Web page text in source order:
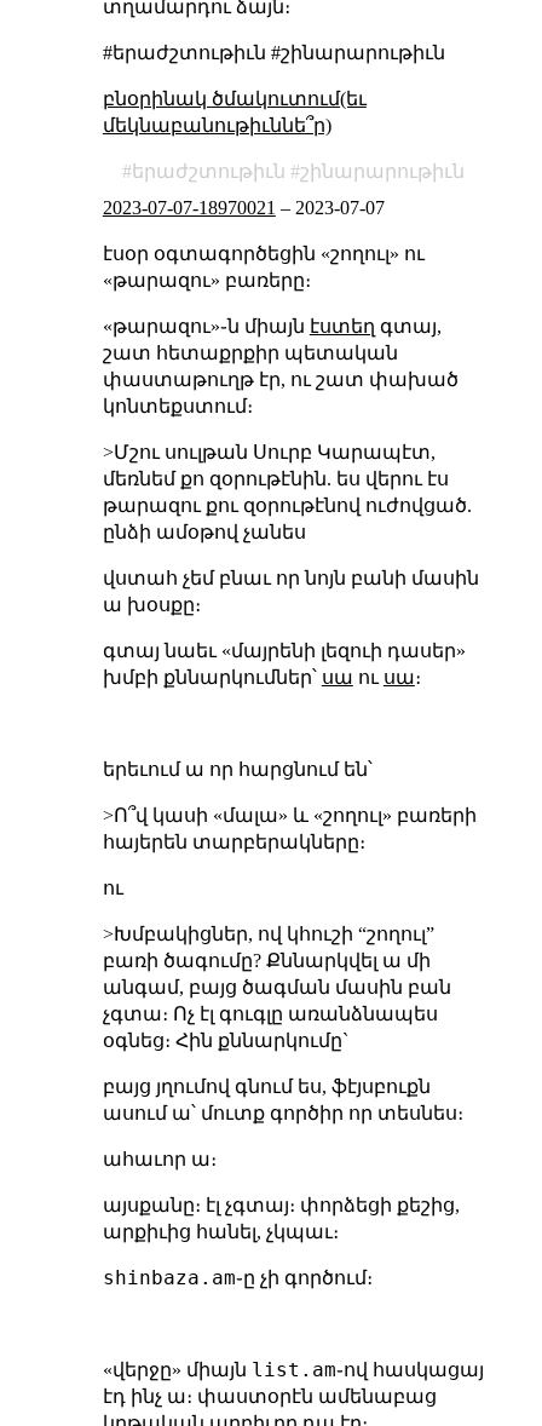
տղամարդու ձայն։
#երաժշտութիւն #շինարարութիւն
բնօրինակ ծմակուտում(եւ
մեկնաբանութիւննե՞ր)
երաժշտութիւն
շինարարութիւն
2023-07-07-18970021 – 2023-07-07
էսօր օգտագործեցին «շողուլ» ու
«թարազու» բառերը։
«թարազու»֊ն միայն էստեղ գտայ,
շատ հետաքրքիր պետական
փաստաթուղթ էր, ու շատ փախած
կոնտեքստում։
>Մշու սուլթան Սուրբ Կարապէտ,
մեռնեմ քո զօրութէնին. ես վերու էս
թարազու քու զօրութէնով ուժովցած.
ընձի ամօթով չանես
վստահ չեմ բնաւ որ նոյն բանի մասին
ա խօսքը։
գտայ նաեւ «մայրենի լեզուի դասեր»
խմբի քննարկումներ՝ սա ու սա։
երեւում ա որ հարցնում են՝
>Ո՞վ կասի «մալա» և «շողուլ» բառերի
հայերեն տարբերակները։
ու
>Խմբակիցներ, ով կհուշի “շողուլ”
բառի ծագումը? Քննարկվել ա մի
անգամ, բայց ծագման մասին բան
չգտա։ Ոչ էլ գուգլը առանձնապես
օգնեց։ Հին քննարկումը`
բայց յղումով գնում ես, ֆէյսբուքն
ասում ա՝ մուտք գործիր որ տեսնես։
ահաւոր ա։
այսքանը։ էլ չգտայ։ փորձեցի քեշից,
արքիւից հանել, չկպաւ։
shinbaza.am֊ը չի գործում։
«վերջը» միայն list.am֊ով հասկացայ
էդ ինչ ա։ փաստօրէն ամենաբաց